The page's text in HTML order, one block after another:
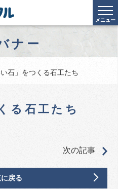
メニュー
ナー
い石」をつくる石工たち
る石工たち
次の記事
戻る